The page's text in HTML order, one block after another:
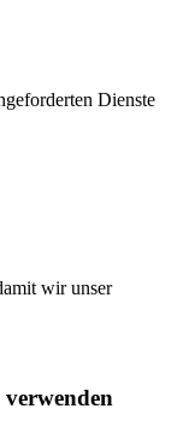
Dienste
wir unser